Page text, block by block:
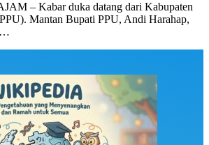
– Kabar duka datang dari Kabupaten
Mantan Bupati PPU, Andi Harahap,